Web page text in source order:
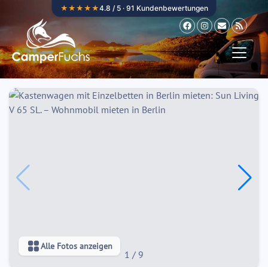
Zum Inhalt springen
1 / 9
Alle Fotos anzeigen
★★★★★4.8 / 5 · 91 Kundenbewertungen